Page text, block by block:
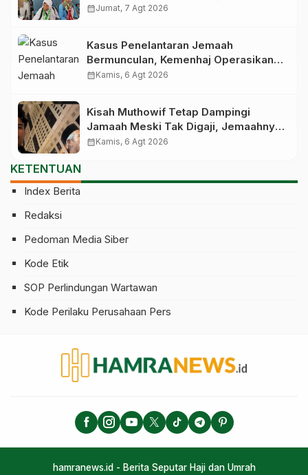
Persen
calendar_monthJumat, 7 Agt 2026
Kasus Penelantaran Jemaah
Bermunculan, Kemenhaj Operasikan
Posko Pengawasan di Bandara
calendar_monthKamis, 6 Agt 2026
Kisah Muthowif Tetap Dampingi
Jamaah Meski Tak Digaji, Jemaahnya
Korban Penelantaran Pihak Travel
calendar_monthKamis, 6 Agt 2026
KETENTUAN
Index Berita
Redaksi
Pedoman Media Siber
Kode Etik
SOP Perlindungan Wartawan
Kode Perilaku Perusahaan Pers
hamranews.id - Berita Seputar Haji dan Umrah